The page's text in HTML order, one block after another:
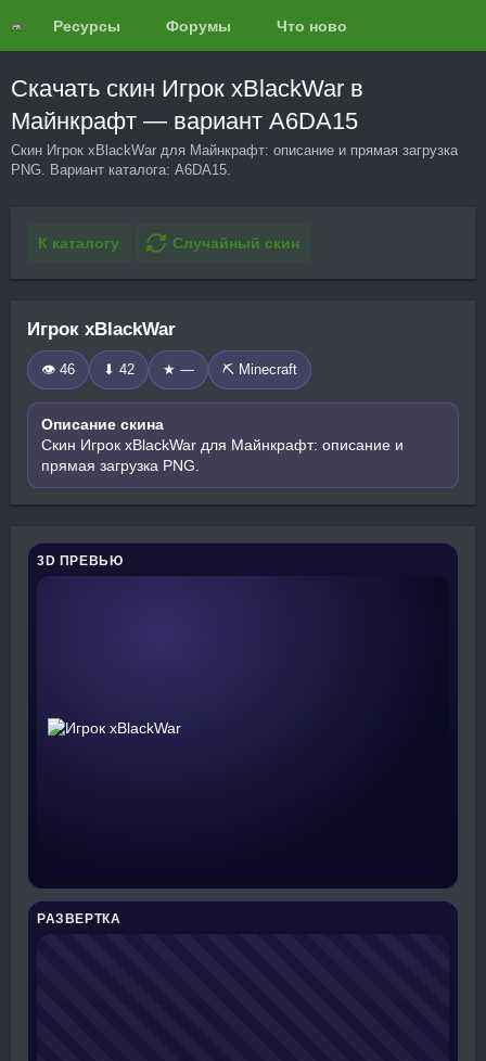
Ресурсы Форумы Что нового?
Скачать скин Игрок xBlackWar в
Майнкрафт — вариант A6DA15
Скин Игрок xBlackWar для Майнкрафт: описание и прямая загрузка
PNG. Вариант каталога: A6DA15.
К каталогу Случайный скин
Игрок xBlackWar
👁 46 ⬇ 42 ★ — ⛏️ Minecraft
Описание скина
Скин Игрок xBlackWar для Майнкрафт: описание и
прямая загрузка PNG.
3D ПРЕВЬЮ
РАЗВЕРТКА